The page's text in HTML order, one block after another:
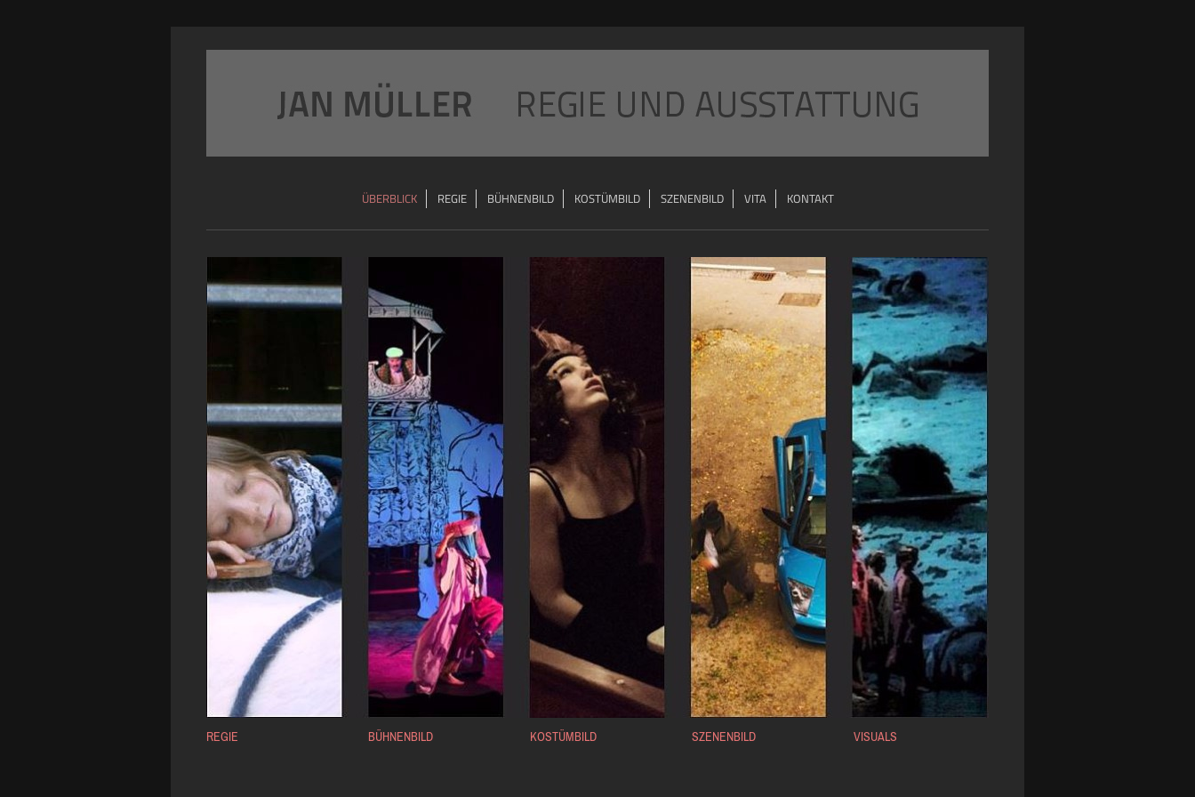
ÜBERBLICK REGIE BÜHNENBILD KOSTÜMBILD SZENENBILD VITA KONTAKT
REGIE BÜHNENBILD KOSTÜMBILD SZENENBILD VISUALS